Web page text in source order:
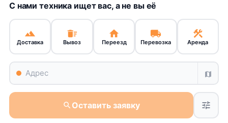
location_on
С нами техника ищет вас, а не вы её
terrain
Доставка
delete_sweep
Вывоз
home
Переезд
local_shipping
Перевозка
construction
Аренда
map
search Оставить заявку tune